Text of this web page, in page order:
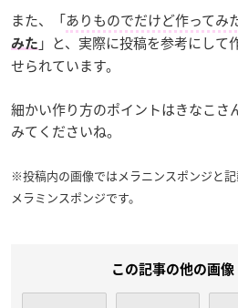
また、「ありものでだけど作ってみ
みた 」と、実際に投稿を参考にして
せられています。
細かい作り方のポイントはきなこさ
みてくださいね。
※投稿内の画像ではメラニンスポンジと
メラミンスポンジです。
この記事の他の画像